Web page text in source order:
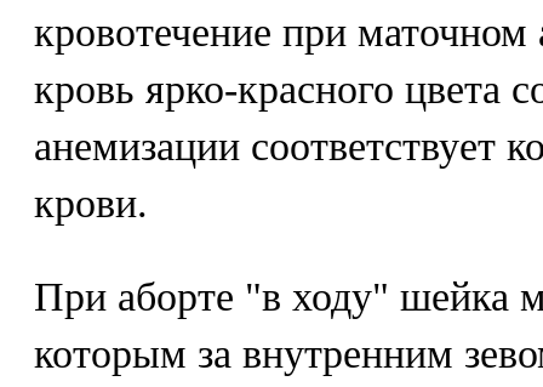
кровотечение при
кровь ярко-красного цвета
анемизации соответствует
крови.
При аборте "в ходу" шейка
которым за внутренним